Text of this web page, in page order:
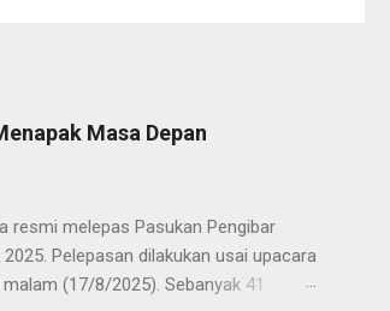
Masa Depan
resmi melepas Pasukan Pengibar
Pelepasan dilakukan usai upacara
(17/8/2025). Sebanyak 41